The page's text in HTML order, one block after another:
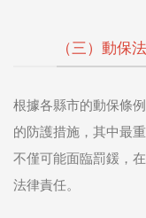
（三）動保
根據各縣市的動保條
的防護措施，其中最
不僅可能面臨罰鍰，
法律責任。